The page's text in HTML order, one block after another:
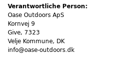
Verantwortliche Person:
Oase Outdoors ApS
Kornvej 9
Give, 7323
Velje Kommune, DK
info@oase-outdoors.dk